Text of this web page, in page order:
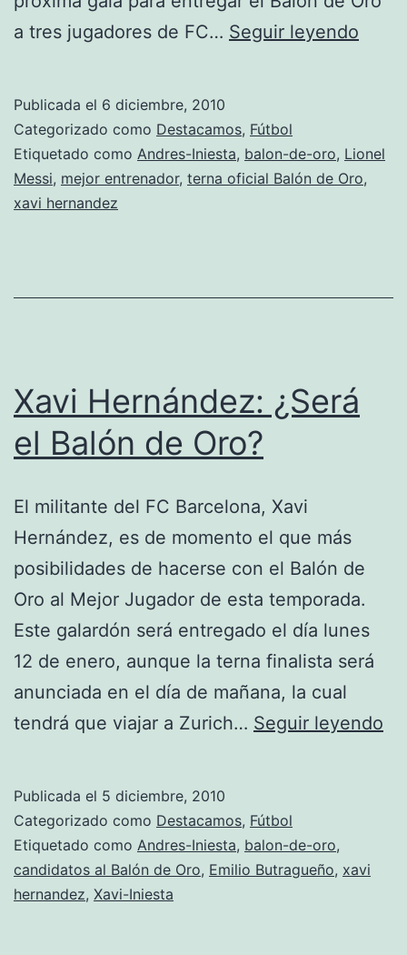
a tres jugadores de FC… Seguir leyendo
de
Oro
Publicada el 6 diciembre, 2010
Categorizado como Destacamos, Fútbol
Etiquetado como Andres-Iniesta, balon-de-oro, Lionel
Messi, mejor entrenador, terna oficial Balón de Oro,
xavi hernandez
Xavi Hernández: ¿Será
el Balón de Oro?
El militante del FC Barcelona, Xavi
Hernández, es de momento el que más
posibilidades de hacerse con el Balón de
Oro al Mejor Jugador de esta temporada.
Este galardón será entregado el día lunes
12 de enero, aunque la terna finalista será
anunciada en el día de mañana, la cual
tendrá que viajar a Zurich… Seguir leyendo
Publicada el 5 diciembre, 2010
Categorizado como Destacamos, Fútbol
Etiquetado como Andres-Iniesta, balon-de-oro,
candidatos al Balón de Oro, Emilio Butragueño, xavi
hernandez, Xavi-Iniesta